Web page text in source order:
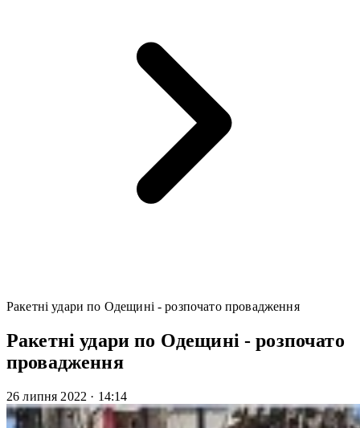
Ракетні удари по Одещині - розпочато провадження
Ракетні удари по Одещині - розпочато
провадження
26 липня 2022 · 14:14